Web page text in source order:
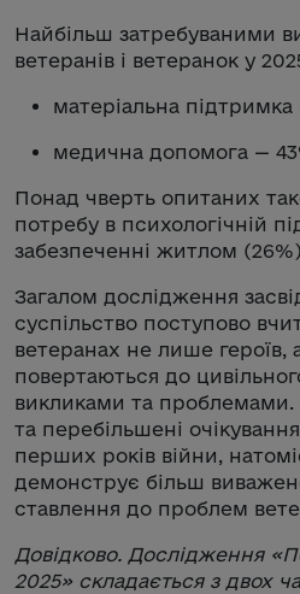
Найбільш затребуваними
ветеранів і ветеранок у
матеріальна
медична допомога —
Понад чверть опитаних
потребу в психологічній
забезпеченні житлом
Загалом дослідження
суспільство поступово
ветеранах не лише героїв,
повертаються до
викликами та
та перебільшені
перших років війни,
демонструє більш
ставлення до проблем
Довідково. Дослідження
2025» складається з двох